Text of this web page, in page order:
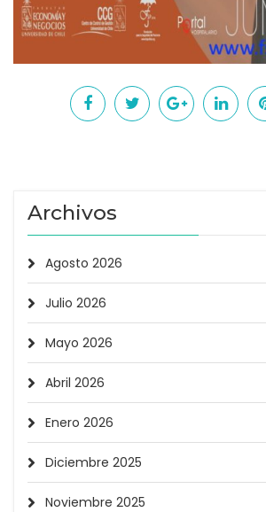
Archivos
Agosto 2026
Julio 2026
Mayo 2026
Abril 2026
Enero 2026
Diciembre 2025
Noviembre 2025